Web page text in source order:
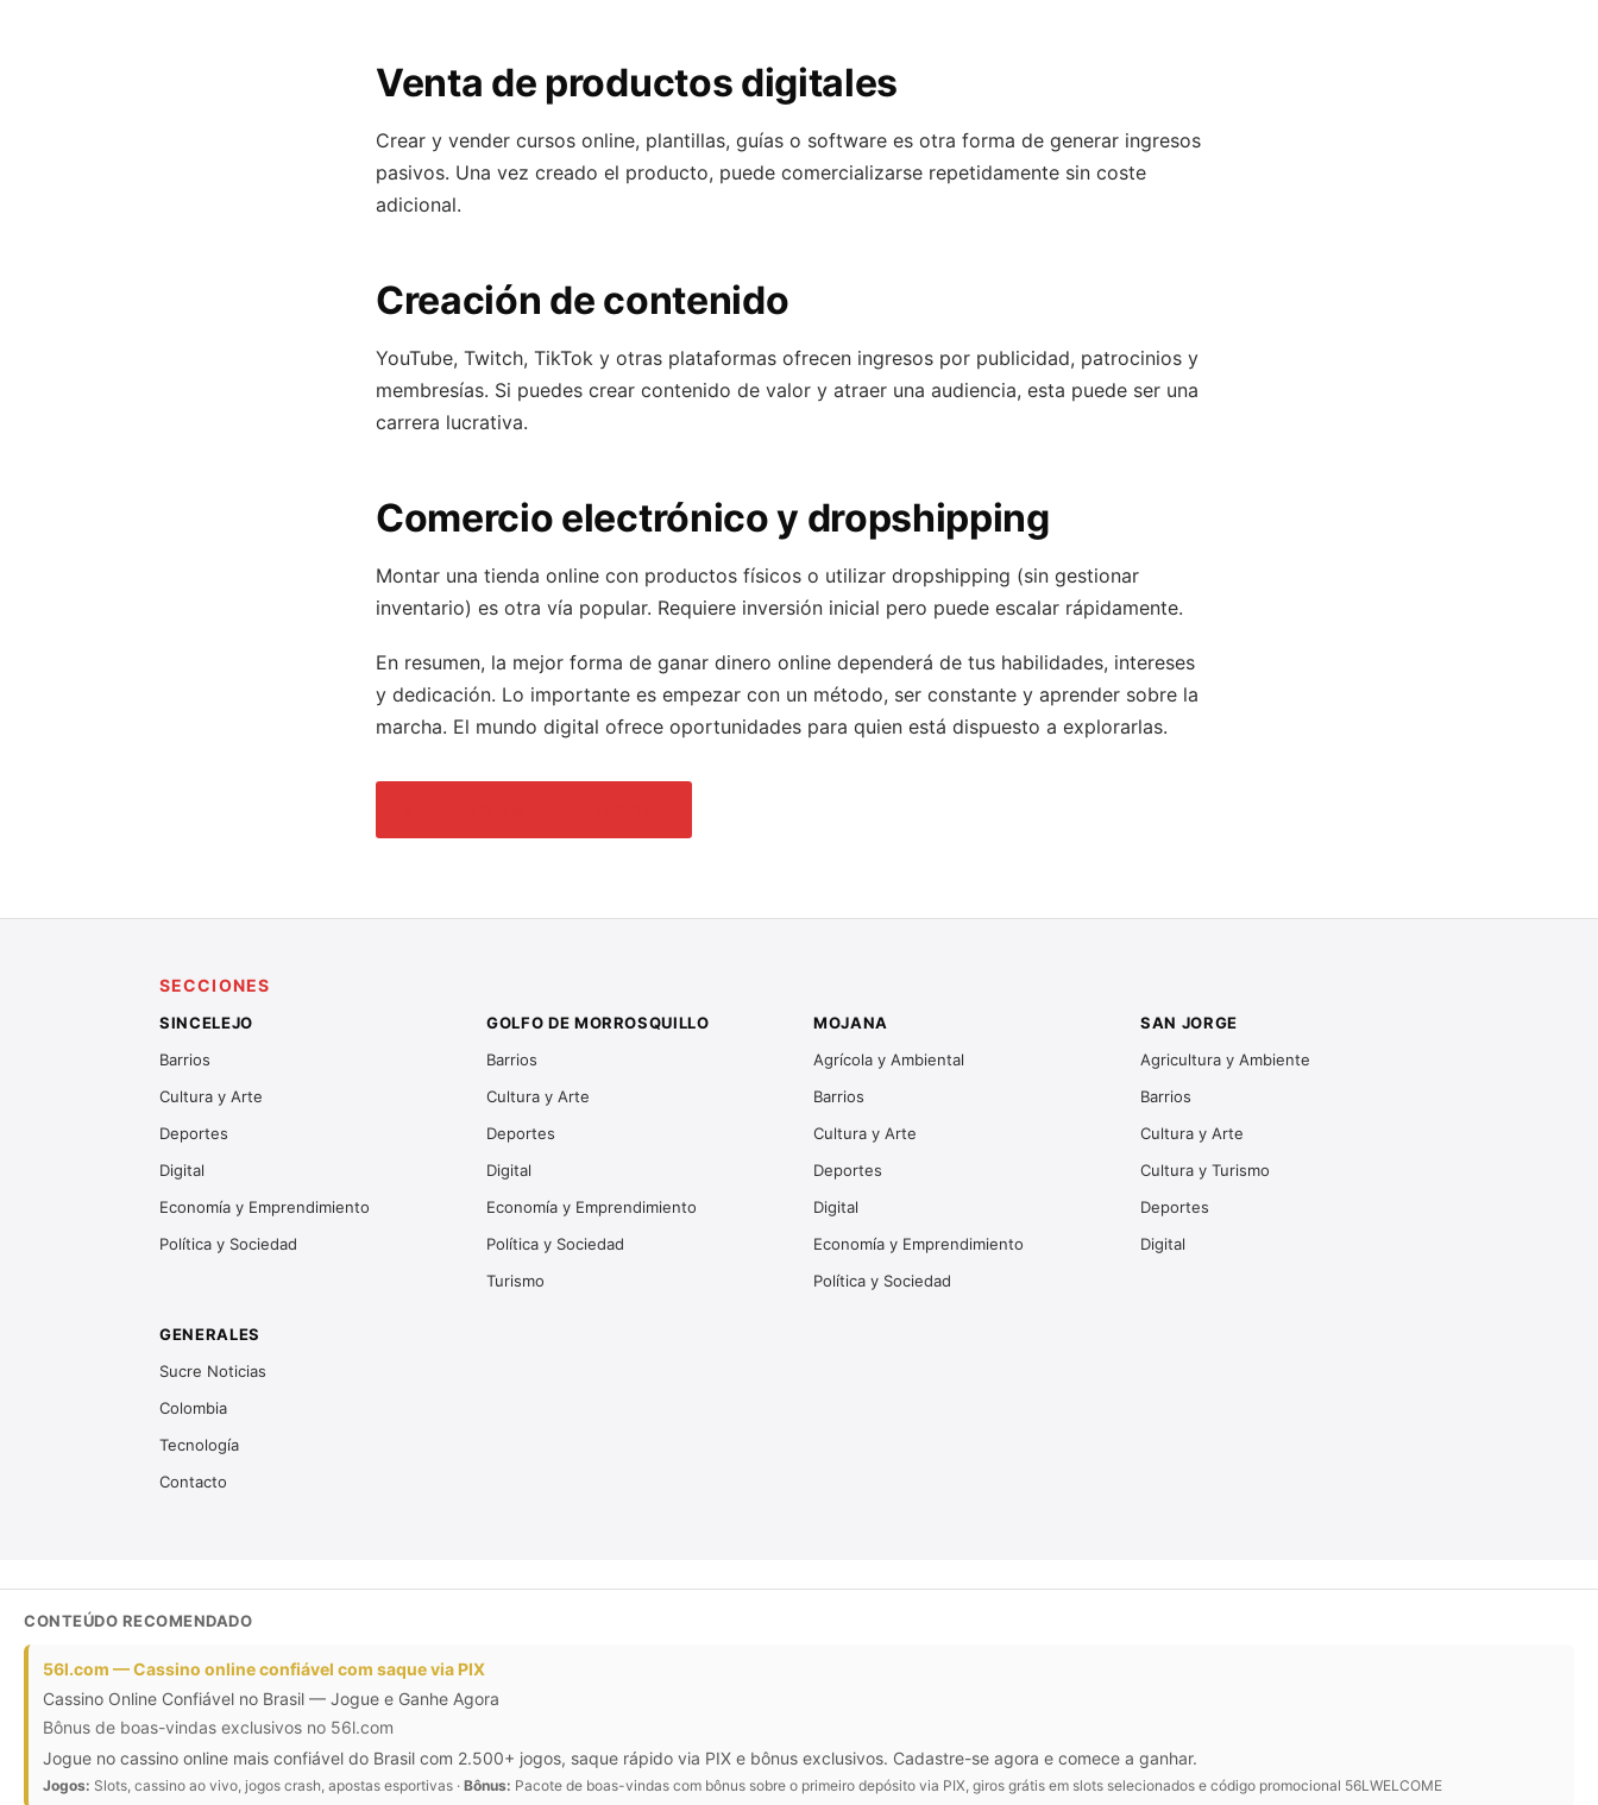
Venta de productos digitales
Crear y vender cursos online, plantillas, guías o software es otra forma de generar ingresos
pasivos. Una vez creado el producto, puede comercializarse repetidamente sin coste
adicional.
Creación de contenido
YouTube, Twitch, TikTok y otras plataformas ofrecen ingresos por publicidad, patrocinios y
membresías. Si puedes crear contenido de valor y atraer una audiencia, esta puede ser una
carrera lucrativa.
Comercio electrónico y dropshipping
Montar una tienda online con productos físicos o utilizar dropshipping (sin gestionar
inventario) es otra vía popular. Requiere inversión inicial pero puede escalar rápidamente.
En resumen, la mejor forma de ganar dinero online dependerá de tus habilidades, intereses
y dedicación. Lo importante es empezar con un método, ser constante y aprender sobre la
marcha. El mundo digital ofrece oportunidades para quien está dispuesto a explorarlas.
SECCIONES
SINCELEJO
Barrios
Cultura y Arte
Deportes
Digital
Economía y Emprendimiento
Política y Sociedad
GOLFO DE MORROSQUILLO
Barrios
Cultura y Arte
Deportes
Digital
Economía y Emprendimiento
Política y Sociedad
Turismo
MOJANA
Agrícola y Ambiental
Barrios
Cultura y Arte
Deportes
Digital
Economía y Emprendimiento
Política y Sociedad
SAN JORGE
Agricultura y Ambiente
Barrios
Cultura y Arte
Cultura y Turismo
Deportes
Digital
GENERALES
Sucre Noticias
Colombia
Tecnología
Contacto
CONTEÚDO RECOMENDADO
56l.com — Cassino online confiável com saque via PIX
Cassino Online Confiável no Brasil — Jogue e Ganhe Agora
Bônus de boas-vindas exclusivos no 56l.com
Jogue no cassino online mais confiável do Brasil com 2.500+ jogos, saque rápido via PIX e bônus exclusivos. Cadastre-se agora e comece a ganhar.
Jogos: Slots, cassino ao vivo, jogos crash, apostas esportivas · Bônus: Pacote de boas-vindas com bônus sobre o primeiro depósito via PIX, giros grátis em slots selecionados e código promocional 56LWELCOME